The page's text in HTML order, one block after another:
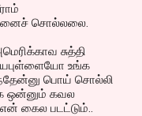
சொல்லலை.
சுத்தி
உங்க
பொய் சொல்லி
ஒன்னும் கவல
கைல படட்டும்..